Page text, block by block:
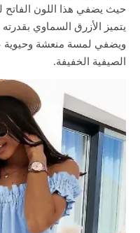
حيث يضفي هذا اللون
يتميز الأزرق السماوي
ويضفي لمسة منعشة وحيوية
الصيفية الخفيفة.